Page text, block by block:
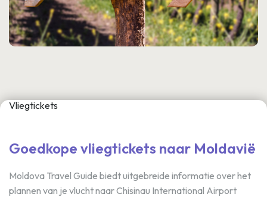
Vliegtickets
Goedkope vliegtickets naar Moldavië
Moldova Travel Guide biedt uitgebreide informatie over het
plannen van je vlucht naar Chisinau International Airport